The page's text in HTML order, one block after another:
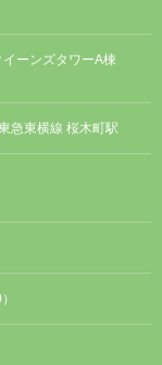
ーンズタワーA棟
急東横線 桜木町駅